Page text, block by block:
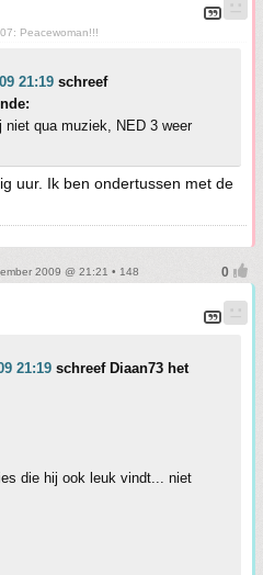
Peacewoman!!!
21:19 schreef
niet qua muziek, NED 3 weer
uur. Ik ben ondertussen met de
2009 @ 21:21 • 148
21:19 schreef Diaan73 het
die hij ook leuk vindt... niet